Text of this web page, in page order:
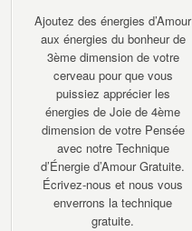
Ajoutez des énergies d’Amour
aux énergies du bonheur de
3ème dimension de votre
cerveau pour que vous
puissiez apprécier les
énergies de Joie de 4ème
dimension de votre Pensée
avec notre Technique
d’Énergie d’Amour Gratuite.
Écrivez-nous et nous vous
enverrons la technique
gratuite.